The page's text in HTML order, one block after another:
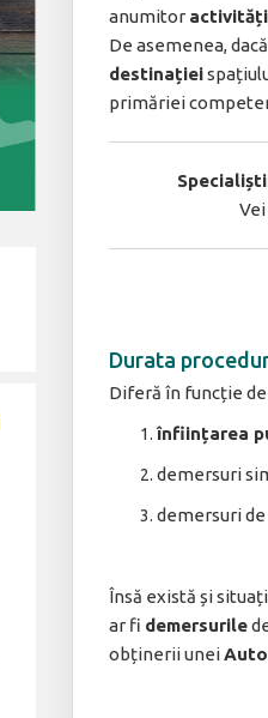
anumitor
De asemenea,
destinației
primăriei
Durata
Diferă în funcție
înființarea
demersuri
demersuri de
Însă există și
ar fi demersurile
obținerii unei